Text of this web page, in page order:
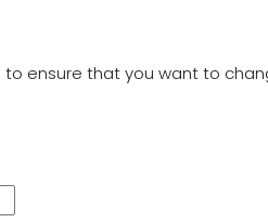
ensure that you want to